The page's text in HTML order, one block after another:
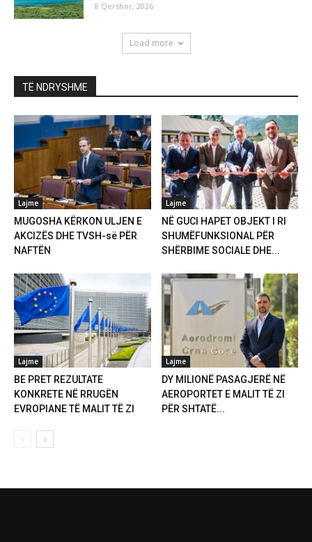
8 Qershor, 2026
Load more
TË NDRYSHME
Lajme
MUGOSHA KËRKON ULJEN E
AKCIZËS DHE TVSH-së PËR
NAFTËN
Lajme
NË GUCI HAPET OBJEKT I RI
SHUMËFUNKSIONAL PËR
SHËRBIME SOCIALE DHE...
Lajme
BE PRET REZULTATE
KONKRETE NË RRUGËN
EVROPIANE TË MALIT TË ZI
Lajme
DY MILIONË PASAGJERË NË
AEROPORTET E MALIT TË ZI
PËR SHTATË...